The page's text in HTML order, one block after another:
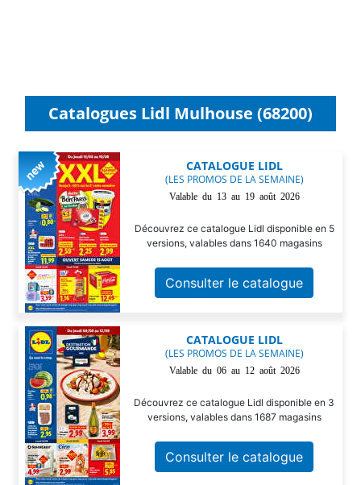
Catalogues Lidl Mulhouse (68200)
CATALOGUE LIDL
(LES PROMOS DE LA SEMAINE)
Valable du 13 au 19 août 2026
Découvrez ce catalogue Lidl disponible en 5
versions, valables dans 1640 magasins
Consulter le catalogue
CATALOGUE LIDL
(LES PROMOS DE LA SEMAINE)
Valable du 06 au 12 août 2026
Découvrez ce catalogue Lidl disponible en 3
versions, valables dans 1687 magasins
Consulter le catalogue